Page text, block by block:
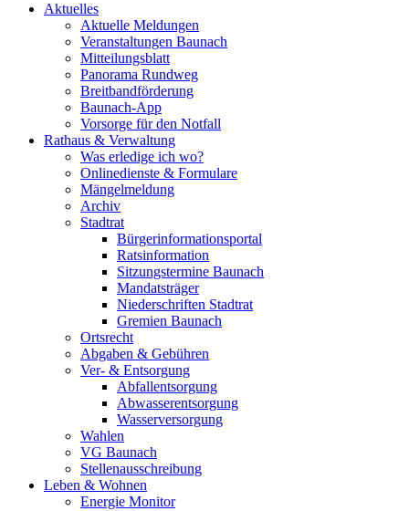
Aktuelles
Aktuelle Meldungen
Veranstaltungen Baunach
Mitteilungsblatt
Panorama Rundweg
Breitbandförderung
Baunach-App
Vorsorge für den Notfall
Rathaus & Verwaltung
Was erledige ich wo?
Onlinedienste & Formulare
Mängelmeldung
Archiv
Stadtrat
Bürgerinformationsportal
Ratsinformation
Sitzungstermine Baunach
Mandatsträger
Niederschriften Stadtrat
Gremien Baunach
Ortsrecht
Abgaben & Gebühren
Ver- & Entsorgung
Abfallentsorgung
Abwasserentsorgung
Wasserversorgung
Wahlen
VG Baunach
Stellenausschreibung
Leben & Wohnen
Energie Monitor